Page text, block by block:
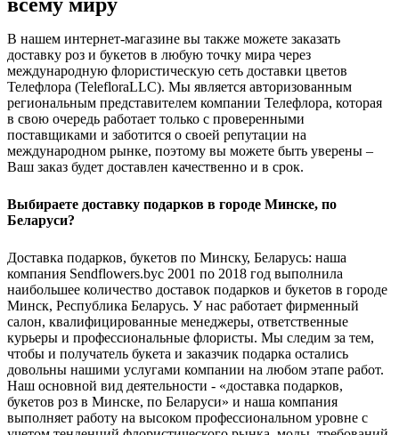
В нашем интернет-магазине вы также можете заказать
доставку роз и букетов в любую точку мира через
международную флористическую сеть доставки цветов
Телефлора (TelefloraLLC). Мы является авторизованным
региональным представителем компании Телефлора, которая
в свою очередь работает только с проверенными
поставщиками и заботится о своей репутации на
международном рынке, поэтому вы можете быть уверены –
Ваш заказ будет доставлен качественно и в срок.
Выбираете доставку подарков в городе Минске, по
Беларуси?
Доставка подарков, букетов по Минску, Беларусь: наша
компания Sendflowers.byс 2001 по 2018 год выполнила
наибольшее количество доставок подарков и букетов в городе
Минск, Республика Беларусь. У нас работает фирменный
салон, квалифицированные менеджеры, ответственные
курьеры и профессиональные флористы. Мы следим за тем,
чтобы и получатель букета и заказчик подарка остались
довольны нашими услугами компании на любом этапе работ.
Наш основной вид деятельности - «доставка подарков,
букетов роз в Минске, по Беларуси» и наша компания
выполняет работу на высоком профессиональном уровне с